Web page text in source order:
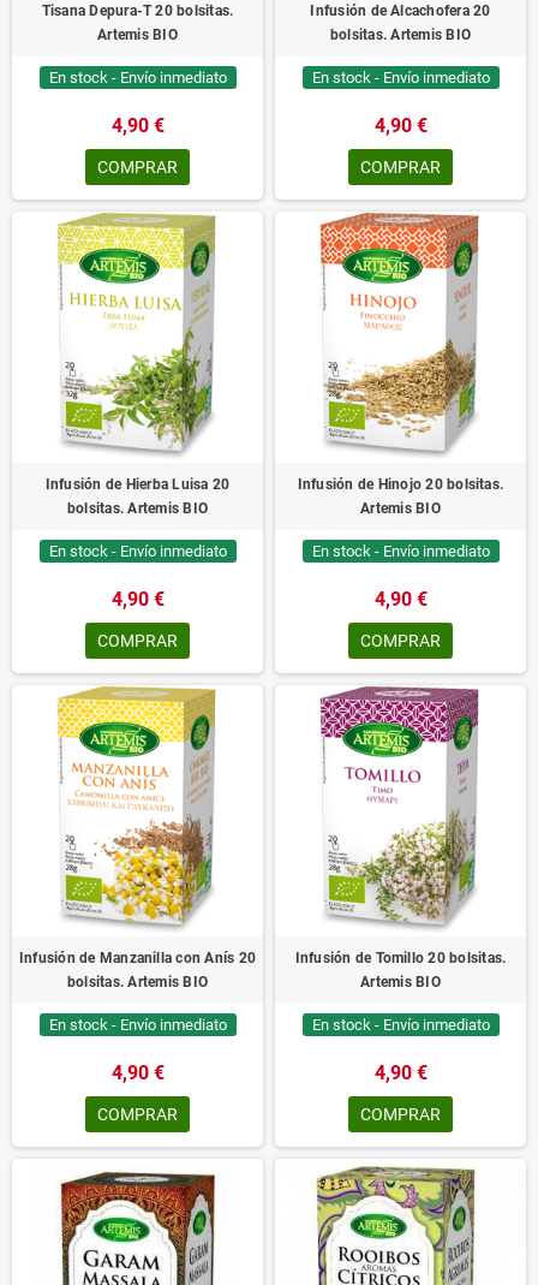
Tisana Depura-T 20 bolsitas.
Artemis BIO
En stock - Envío inmediato
4,90 €
COMPRAR
Infusión de Alcachofera 20
bolsitas. Artemis BIO
En stock - Envío inmediato
4,90 €
COMPRAR
Infusión de Hierba Luisa 20
bolsitas. Artemis BIO
En stock - Envío inmediato
4,90 €
COMPRAR
Infusión de Hinojo 20 bolsitas.
Artemis BIO
En stock - Envío inmediato
4,90 €
COMPRAR
Infusión de Manzanilla con Anís 20
bolsitas. Artemis BIO
En stock - Envío inmediato
4,90 €
COMPRAR
Infusión de Tomillo 20 bolsitas.
Artemis BIO
En stock - Envío inmediato
4,90 €
COMPRAR